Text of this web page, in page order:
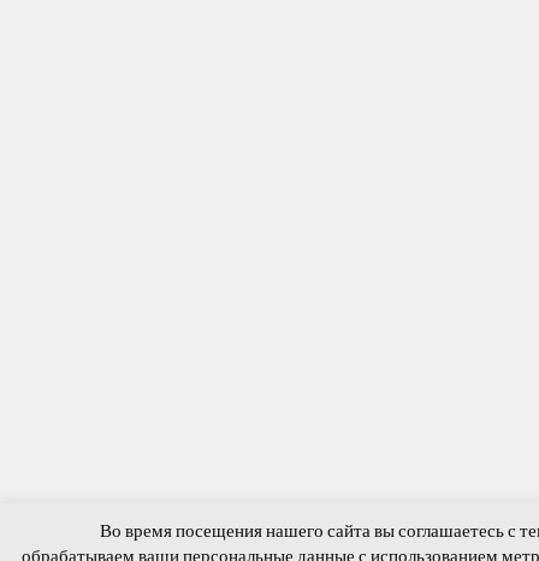
Во время посещения нашего сайта вы соглашаетесь с
обрабатываем ваши персональные данные с использованием